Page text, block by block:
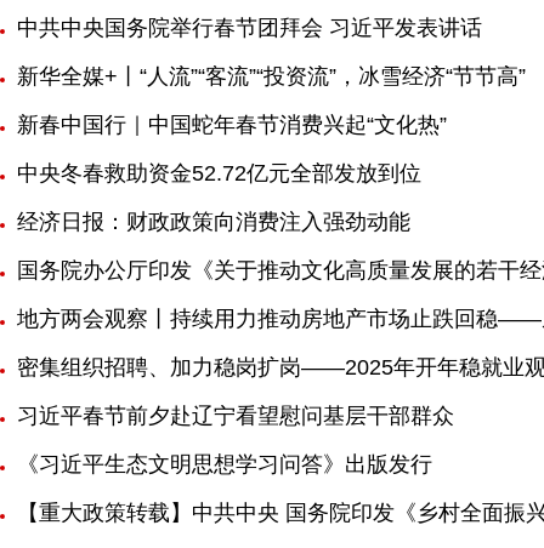
中共中央国务院举行春节团拜会 习近平发表讲话
新华全媒+丨“人流”“客流”“投资流”，冰雪经济“节节高”
新春中国行｜中国蛇年春节消费兴起“文化热”
中央冬春救助资金52.72亿元全部发放到位
经济日报：财政政策向消费注入强劲动能
国务院办公厅印发《关于推动文化高质量发展的若干
地方两会观察丨持续用力推动房地产市场止跌回稳
密集组织招聘、加力稳岗扩岗——2025年开年稳就业
习近平春节前夕赴辽宁看望慰问基层干部群众
《习近平生态文明思想学习问答》出版发行
【重大政策转载】中共中央 国务院印发《乡村全面